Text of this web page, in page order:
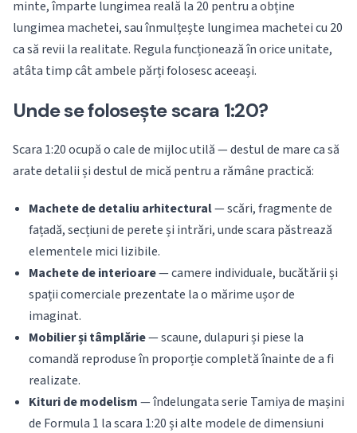
minte, împarte lungimea reală la 20 pentru a obține
lungimea machetei, sau înmulțește lungimea machetei cu 20
ca să revii la realitate. Regula funcționează în orice unitate,
atâta timp cât ambele părți folosesc aceeași.
Unde se folosește scara 1:20?
Scara 1:20 ocupă o cale de mijloc utilă — destul de mare ca să
arate detalii și destul de mică pentru a rămâne practică:
Machete de detaliu arhitectural— scări, fragmente de
fațadă, secțiuni de perete și intrări, unde scara păstrează
elementele mici lizibile.
Machete de interioare— camere individuale, bucătării și
spații comerciale prezentate la o mărime ușor de
imaginat.
Mobilier și tâmplărie— scaune, dulapuri și piese la
comandă reproduse în proporție completă înainte de a fi
realizate.
Kituri de modelism— îndelungata serie Tamiya de mașini
de Formula 1 la scara 1:20 și alte modele de dimensiuni